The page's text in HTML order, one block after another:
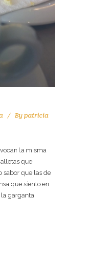
Bypatricia
la misma
que
sabor que las de
que siento en
garganta